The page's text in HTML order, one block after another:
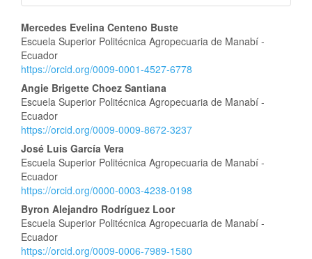
Contenido
principal
del
artículo
Mercedes Evelina Centeno Buste
Escuela Superior Politécnica Agropecuaria de Manabí -
Ecuador
https://orcid.org/0009-0001-4527-6778
Angie Brigette Choez Santiana
Escuela Superior Politécnica Agropecuaria de Manabí -
Ecuador
https://orcid.org/0009-0009-8672-3237
José Luis García Vera
Escuela Superior Politécnica Agropecuaria de Manabí -
Ecuador
https://orcid.org/0000-0003-4238-0198
Byron Alejandro Rodríguez Loor
Escuela Superior Politécnica Agropecuaria de Manabí -
Ecuador
https://orcid.org/0009-0006-7989-1580